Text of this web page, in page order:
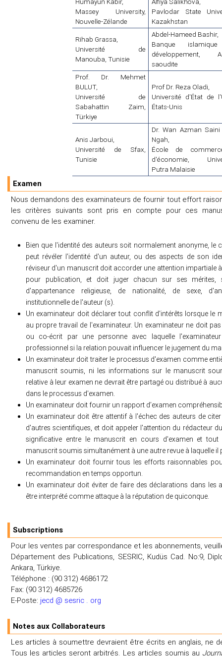
Massey University,
Nouvelle-Zélande
Pavlodar State
Kazakhstan
Rihab Grassa,
Université de
Manouba, Tunisie
Abdel-Hameed Bashir,
Banque
développement,
saoudite
Prof. Dr. Mehmet
BULUT,
Université de
Sabahattin Zaim,
Türkiye
Prof Dr. Reza Oladi,
Université d'État de
États-Unis
Anis Jarboui,
Université de Sfax,
Tunisie
Dr. Wan Azman Saini
Ngah,
École de
d'économie,
Putra Malaisie
Examen
Nous demandons des examinateurs de fournir tout effort
les critères suivants sont pris en compte pour ces
convenu de les examiner.
Bien que l'identité des auteurs soit normalement anonyme, le
peut révéler l'identité d'un auteur, ou des aspects de son
réviseur d'un manuscrit doit accorder une attention impartiale
pour publication, et doit juger chacun sur ses mérites,
d'appartenance religieuse, de nationalité, de sexe,
institutionnelle de l'auteur (s).
Un examinateur doit déclarer tout conflit d'intérêts lorsque le
au propre travail de l'examinateur. Un examinateur ne doit
ou co-écrit par une personne avec laquelle
professionnel si la relation pouvait influencer le jugement du
Un examinateur doit traiter le processus d'examen comme
manuscrit soumis, ni les informations sur le manuscrit
relative à leur examen ne devrait être partagé ou distribué à
dans le processus d'examen.
Un examinateur doit fournir un rapport d’examen
Un examinateur doit être attentif à l'échec des auteurs de
d'autres scientifiques, et doit appeler l'attention du rédacteur
significative entre le manuscrit en cours d'examen et
manuscrit soumis simultanément à une autre revue à laquelle il
Un examinateur doit fournir tous les efforts raisonnables
recommandation en temps opportun.
Un examinateur doit éviter de faire des déclarations dans les
être interprété comme attaque à la réputation de quiconque.
Subscriptions
Pour les ventes par correspondance et les abonnements,
Département des Publications, SESRIC, Kudüs Cad. No:9,
Ankara, Türkiye.
Téléphone : (90 312) 4686172
Fax: (90 312) 4685726
E-Poste: jecd @ sesric . org
Notes aux Collaborateurs
Les articles à soumettre devraient être écrits en anglais, ne
Tous les articles seront arbitrés. Les articles soumis au